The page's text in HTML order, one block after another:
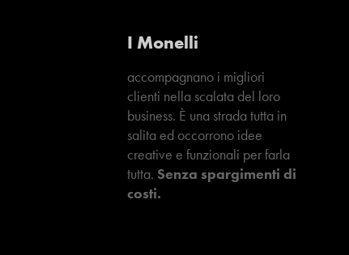
I Monelli
accompagnano i migliori
clienti nella scalata del loro
business. È una strada tutta in
salita ed occorrono idee
creative e funzionali per farla
tutta. Senza spargimenti di
costi.